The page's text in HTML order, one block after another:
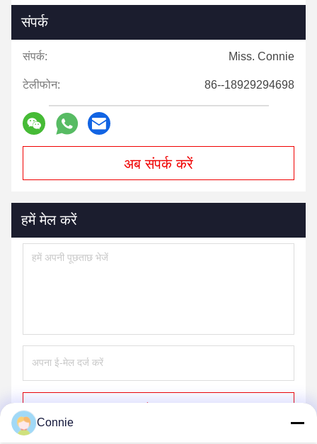
संपर्क
संपर्क: Miss. Connie
टेलीफोन: 86--18929294698
अब संपर्क करें
हमें मेल करें
Connie